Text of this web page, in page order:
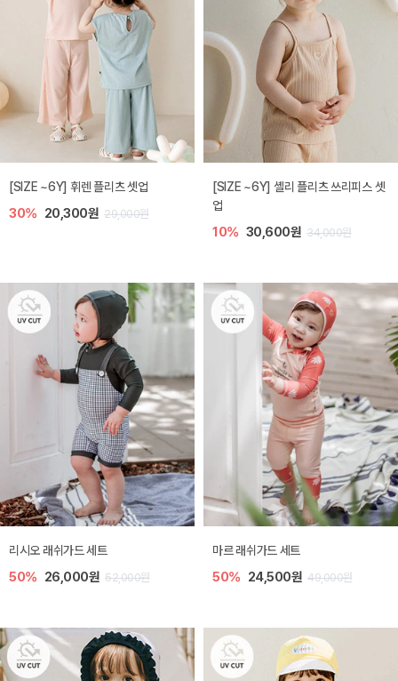
[SIZE ~6Y] 휘렌 플리츠 셋업
30% 20,300원 29,000원
[SIZE ~6Y] 셸리 플리츠 쓰리피스 셋
업
10% 30,600원 34,000원
리시오 래쉬가드 세트
50% 26,000원 52,000원
마르 래쉬가드 세트
50% 24,500원 49,000원